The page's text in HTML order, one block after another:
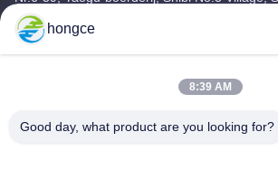
District, Guangzhou
Tel.:
hongce
8:39 AM
Good day, what product are you looking for?